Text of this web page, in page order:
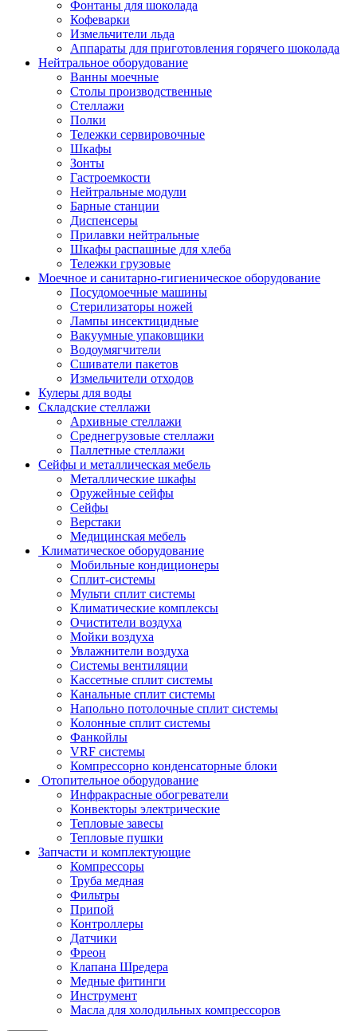
Фонтаны для шоколада
Кофеварки
Измельчители льда
Аппараты для приготовления горячего шоколада
Нейтральное оборудование
Ванны моечные
Столы производственные
Стеллажи
Полки
Тележки сервировочные
Шкафы
Зонты
Гастроемкости
Нейтральные модули
Барные станции
Диспенсеры
Прилавки нейтральные
Шкафы распашные для хлеба
Тележки грузовые
Моечное и санитарно-гигиеническое оборудование
Посудомоечные машины
Стерилизаторы ножей
Лампы инсектицидные
Вакуумные упаковщики
Водоумягчители
Сшиватели пакетов
Измельчители отходов
Кулеры для воды
Складские стеллажи
Архивные стеллажи
Среднегрузовые стеллажи
Паллетные стеллажи
Сейфы и металлическая мебель
Металлические шкафы
Оружейные сейфы
Сейфы
Верстаки
Медицинская мебель
Климатическое оборудование
Мобильные кондиционеры
Сплит-системы
Мульти сплит системы
Климатические комплексы
Очистители воздуха
Мойки воздуха
Увлажнители воздуха
Системы вентиляции
Кассетные сплит системы
Канальные сплит системы
Напольно потолочные сплит системы
Колонные сплит системы
Фанкойлы
VRF системы
Компрессорно конденсаторные блоки
Отопительное оборудование
Инфракрасные обогреватели
Конвекторы электрические
Тепловые завесы
Тепловые пушки
Запчасти и комплектующие
Компрессоры
Труба медная
Фильтры
Припой
Контроллеры
Датчики
Фреон
Клапана Шредера
Медные фитинги
Инструмент
Масла для холодильных компрессоров